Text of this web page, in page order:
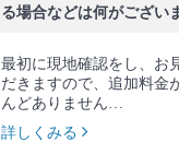
る場合などは何がござい
最初に現地確認をし、お
だきますので、追加料金
んどありません…
詳しくみる